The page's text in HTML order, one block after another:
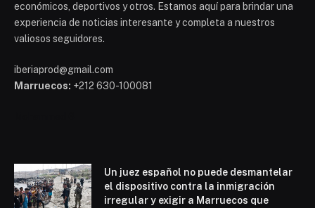
económicos, deportivos y otros. Estamos aquí para brindar una
experiencia de noticias interesante y completa a nuestros
valiosos seguidores.
iberiaprod@gmail.com
Marruecos: +212 630-100081
Un juez español no puede desmantelar
el dispositivo contra la inmigración
irregular y exigir a Marruecos que